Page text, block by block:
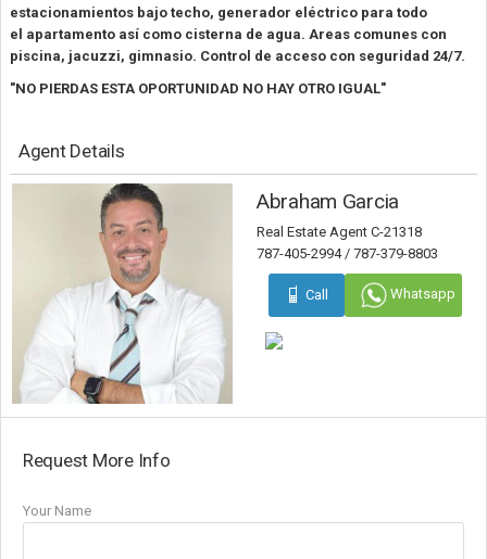
estacionamientos bajo techo, generador eléctrico para todo
el apartamento así como cisterna de agua. Areas comunes con
piscina, jacuzzi, gimnasio. Control de acceso con seguridad 24/7.
"NO PIERDAS ESTA OPORTUNIDAD NO HAY OTRO IGUAL"
Agent Details
Abraham Garcia
Real Estate Agent C-21318
787-405-2994 / 787-379-8803
Call Whatsapp
Request More Info
Your Name